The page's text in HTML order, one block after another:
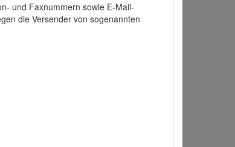
und Faxnummern sowie E-Mail-
die Versender von sogenannten